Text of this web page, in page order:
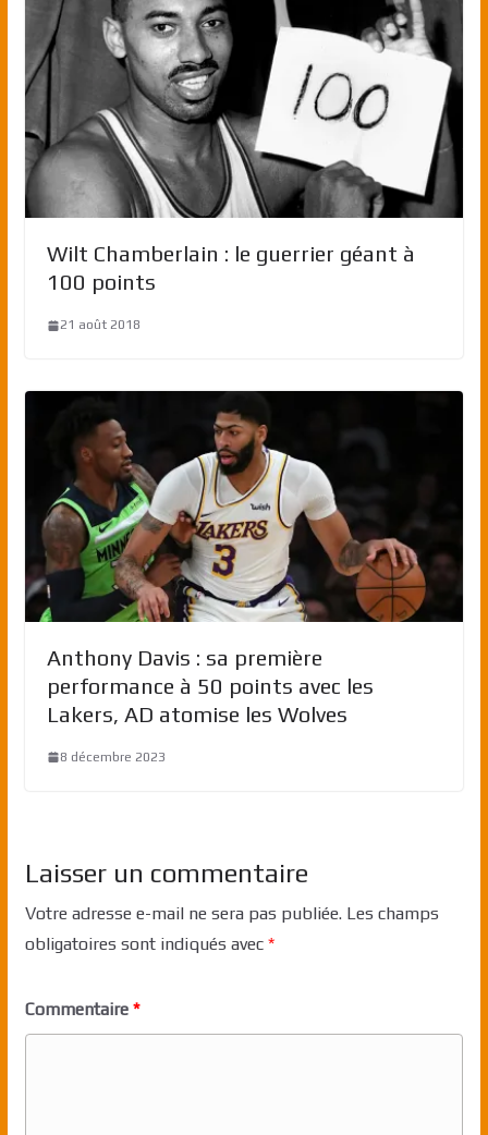
Wilt Chamberlain : le guerrier géant à
100 points
21 août 2018
Anthony Davis : sa première
performance à 50 points avec les
Lakers, AD atomise les Wolves
8 décembre 2023
Laisser un commentaire
Votre adresse e-mail ne sera pas publiée. Les champs
obligatoires sont indiqués avec *
Commentaire *